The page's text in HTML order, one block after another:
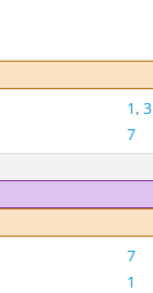
1, 3
7
7
1